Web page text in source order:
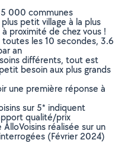
000 communes
petit village à la plus
proximité de chez vous !
les 10 secondes, 3.6
an
différents, tout est
besoin aux plus grands
une première réponse à
sur 5* indiquent
qualité/prix
réalisée sur un
(Février 2024)